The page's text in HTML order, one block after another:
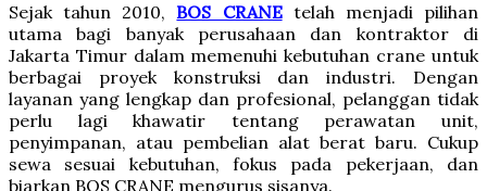
Sejak tahun 2010,BOS CRANEtelah menjadi pilihan
utama bagi banyak perusahaan dan kontraktor di
Jakarta Timur dalam memenuhi kebutuhan crane untuk
berbagai proyek konstruksi dan industri. Dengan
layanan yang lengkap dan profesional, pelanggan tidak
perlu lagi khawatir tentang perawatan unit,
penyimpanan, atau pembelian alat berat baru. Cukup
sewa sesuai kebutuhan, fokus pada pekerjaan, dan
biarkan BOS CRANE mengurus sisanya.